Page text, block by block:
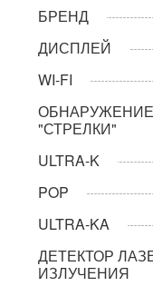
БРЕНД
ДИСПЛЕЙ
WI-FI
"СТРЕЛКИ"
ULTRA-K
POP
ULTRA-KA
ДЕТЕКТОР
ИЗЛУЧЕНИЯ